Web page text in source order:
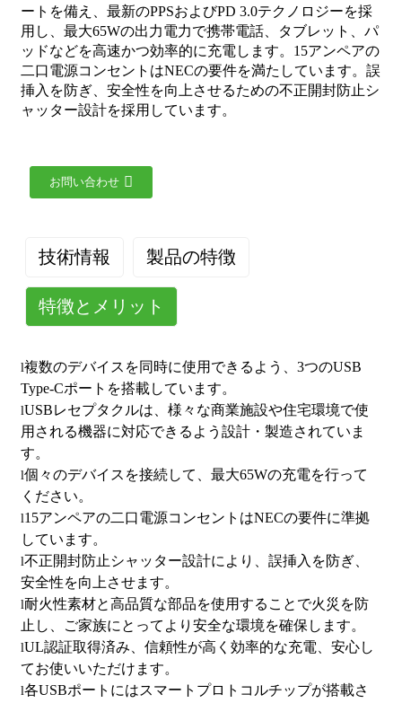
ートを備え、最新のPPSおよびPD 3.0テクノロジーを採
用し、最大65Wの出力電力で携帯電話、タブレット、パ
ッドなどを高速かつ効率的に充電します。15アンペアの
二口電源コンセントはNECの要件を満たしています。誤
挿入を防ぎ、安全性を向上させるための不正開封防止シ
ャッター設計を採用しています。
お問い合わせ
技術情報 製品の特徴
特徴とメリット
コンセント定格：15A 125VAC 60Hz
USB定格出力：シングルポート：最大65W、デュアルポ
ート：最大30W、トリプルポート：最大20W
ワイヤ端子：#14～#12AWG銅線
USBプロトコル：PD3.0
カラー：ブラック、ホワイト、アーモンド、アイボリー
認証：ETL、FCC
l複数のデバイスを同時に使用できるよう、3つのUSB
Type-Cポートを搭載しています。
lUSBレセプタクルは、様々な商業施設や住宅環境で使
用される機器に対応できるよう設計・製造されていま
す。
l個々のデバイスを接続して、最大65Wの充電を行って
ください。
l15アンペアの二口電源コンセントはNECの要件に準拠
しています。
l不正開封防止シャッター設計により、誤挿入を防ぎ、
安全性を向上させます。
l耐火性素材と高品質な部品を使用することで火災を防
止し、ご家族にとってより安全な環境を確保します。
lUL認証取得済み、信頼性が高く効率的な充電、安心し
てお使いいただけます。
l各USBポートにはスマートプロトコルチップが搭載さ